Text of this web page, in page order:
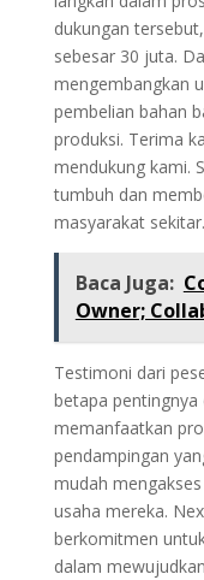
dukungan
sebesar 30 juta.
mengembangkan
pembelian bahan
produksi. Terima
mendukung kami.
tumbuh dan
masyarakat
Baca Juga:
Owner;
Testimoni dari
betapa pentingnya
memanfaatkan
pendampingan
mudah
usaha mereka.
berkomitmen
dalam